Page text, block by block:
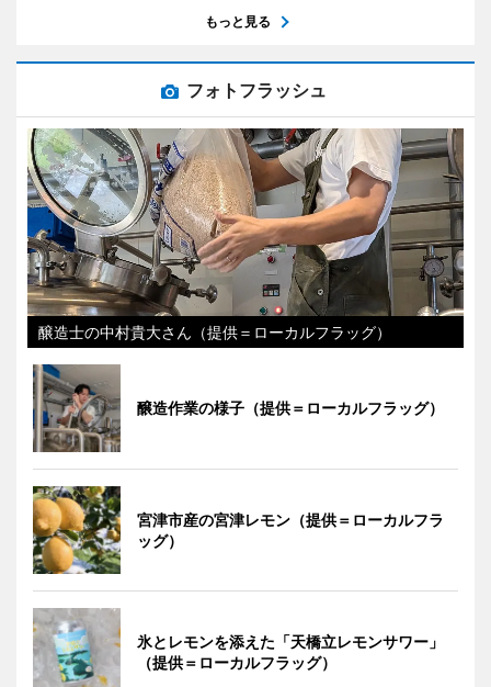
もっと見る
フォトフラッシュ
醸造士の中村貴大さん（提供＝ローカルフラッグ）
醸造作業の様子（提供＝ローカルフラッグ）
宮津市産の宮津レモン（提供＝ローカルフラ
ッグ）
氷とレモンを添えた「天橋立レモンサワー」
（提供＝ローカルフラッグ）